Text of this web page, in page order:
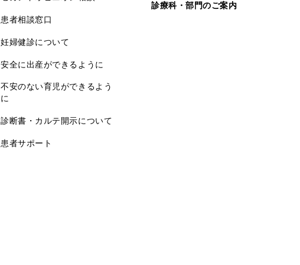
患者相談窓口
妊婦健診について
安全に出産ができるように
不安のない育児ができるよう
に
診断書・カルテ開示について
患者サポート
診療科・部門のご案内